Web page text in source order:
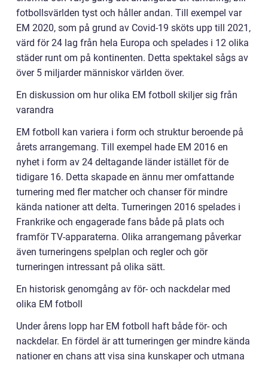
fotbollsvärlden tyst och håller andan. Till exempel var
EM 2020, som på grund av Covid-19 sköts upp till 2021,
värd för 24 lag från hela Europa och spelades i 12 olika
städer runt om på kontinenten. Detta spektakel sågs av
över 5 miljarder människor världen över.
En diskussion om hur olika EM fotboll skiljer sig från
varandra
EM fotboll kan variera i form och struktur beroende på
årets arrangemang. Till exempel hade EM 2016 en
nyhet i form av 24 deltagande länder istället för de
tidigare 16. Detta skapade en ännu mer omfattande
turnering med fler matcher och chanser för mindre
kända nationer att delta. Turneringen 2016 spelades i
Frankrike och engagerade fans både på plats och
framför TV-apparaterna. Olika arrangemang påverkar
även turneringens spelplan och regler och gör
turneringen intressant på olika sätt.
En historisk genomgång av för- och nackdelar med
olika EM fotboll
Under årens lopp har EM fotboll haft både för- och
nackdelar. En fördel är att turneringen ger mindre kända
nationer en chans att visa sina kunskaper och utmana